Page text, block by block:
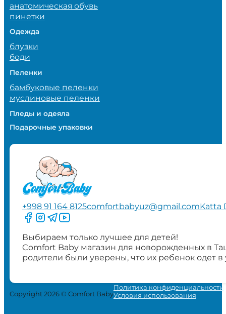
анатомическая обувь
пинетки
Одежда
блузки
боди
Пеленки
бамбуковые пеленки
муслиновые пеленки
Пледы и одеяла
Подарочные упаковки
+998 91 164 8125comfortbabyuz@gmail.comKatta
Следите за нами на Facebook
Следите за нами в Instagram
Следите за нами в Telegram
Следите за нами в YouTube
Выбираем только лучшее для детей!
Comfort Baby магазин для новорожденных в
родители были уверены, что их ребенок одет
Copyright 2026 © Comfort Baby
Политика конфиденциальности
Условия использования